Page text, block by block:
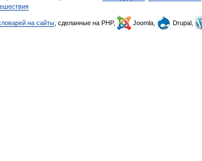
на сайты , сделанные на PHP, Joomla, Drupal,